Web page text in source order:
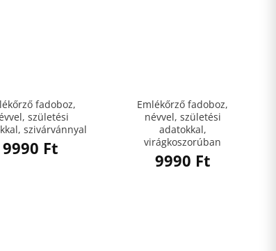
fadoboz,
születési
szivárvánnyal
9990 Ft
Emlékőrző fadoboz,
névvel, születési
adatokkal,
virágkoszorúban
9990 Ft